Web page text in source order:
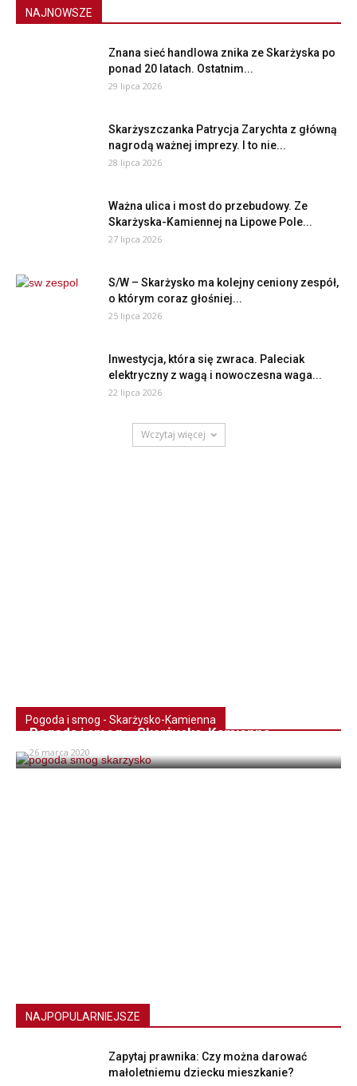
NAJNOWSZE
Znana sieć handlowa znika ze Skarżyska po
ponad 20 latach. Ostatnim...
29 lipca 2026
Skarżyszczanka Patrycja Zarychta z główną
nagrodą ważnej imprezy. I to nie...
28 lipca 2026
Ważna ulica i most do przebudowy. Ze
Skarżyska-Kamiennej na Lipowe Pole...
27 lipca 2026
S/W – Skarżysko ma kolejny ceniony zespół,
o którym coraz głośniej...
25 lipca 2026
Inwestycja, która się zwraca. Paleciak
elektryczny z wagą i nowoczesna waga...
22 lipca 2026
Wczytaj więcej
Pogoda i smog - Skarżysko-Kamienna
Pogoda i smog – Skarżysko-Kamienna
26 marca 2020
NAJPOPULARNIEJSZE
Zapytaj prawnika: Czy można darować
małoletniemu dziecku mieszkanie?